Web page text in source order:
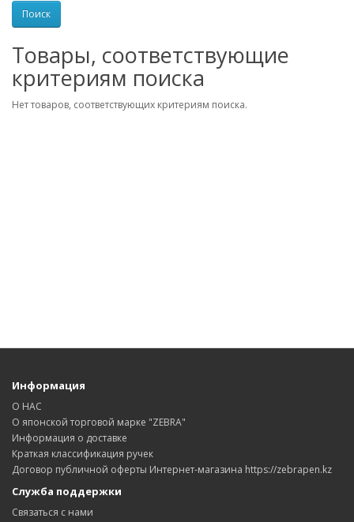
Товары, соответствующие
критериям поиска
Нет товаров, соответствующих критериям поиска.
Информация
О НАС
О японской торговой марке "ZEBRA"
Информация о доставке
Краткая классификация ручек
Договор публичной оферты Интернет-магазина https://zebrapen.kz
Служба поддержки
Связаться с нами